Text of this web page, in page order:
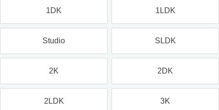
1DK 1LDK
Studio SLDK
2K 2DK
2LDK 3K